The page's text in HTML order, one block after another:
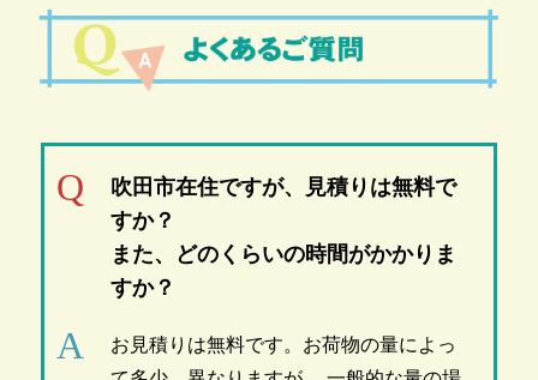
吹田市在住ですが、見積りは無料で
すか？
また、どのくらいの時間がかかりま
すか？
お見積りは無料です。お荷物の量によっ